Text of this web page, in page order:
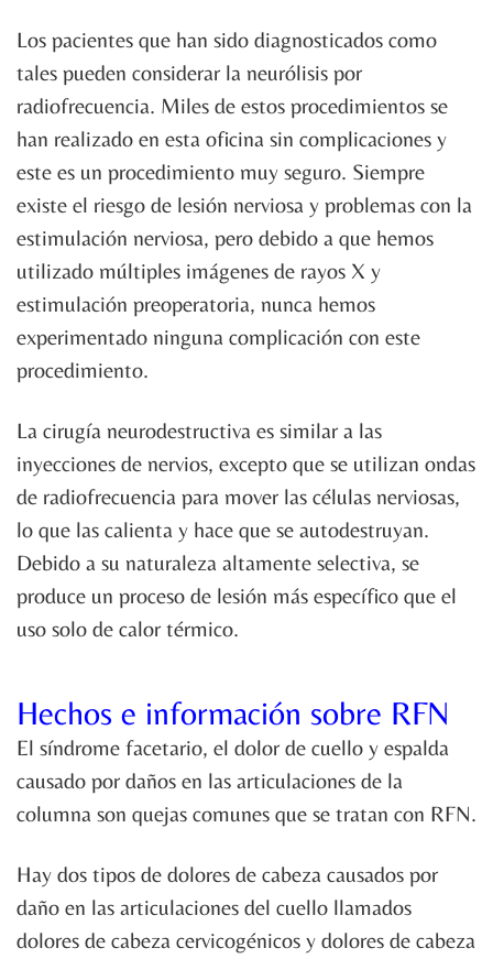
Los pacientes que han sido diagnosticados como
tales pueden considerar la neurólisis por
radiofrecuencia. Miles de estos procedimientos se
han realizado en esta oficina sin complicaciones y
este es un procedimiento muy seguro. Siempre
existe el riesgo de lesión nerviosa y problemas con la
estimulación nerviosa, pero debido a que hemos
utilizado múltiples imágenes de rayos X y
estimulación preoperatoria, nunca hemos
experimentado ninguna complicación con este
procedimiento.
La cirugía neurodestructiva es similar a las
inyecciones de nervios, excepto que se utilizan ondas
de radiofrecuencia para mover las células nerviosas,
lo que las calienta y hace que se autodestruyan.
Debido a su naturaleza altamente selectiva, se
produce un proceso de lesión más específico que el
uso solo de calor térmico.
Hechos e información sobre RFN
El síndrome facetario, el dolor de cuello y espalda
causado por daños en las articulaciones de la
columna son quejas comunes que se tratan con RFN.
Hay dos tipos de dolores de cabeza causados ​​por
daño en las articulaciones del cuello llamados
dolores de cabeza cervicogénicos y dolores de cabeza